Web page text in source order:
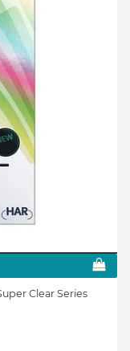
Clear Series